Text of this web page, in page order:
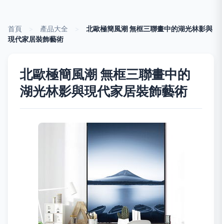
首頁 產品大全
北歐極簡風潮 無框三聯畫中的湖光林影與
現代家居裝飾藝術
北歐極簡風潮 無框三聯畫中的
湖光林影與現代家居裝飾藝術